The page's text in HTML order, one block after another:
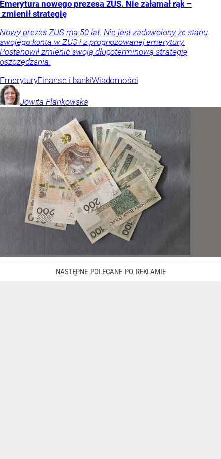
Emerytura nowego prezesa ZUS. Nie załamał rąk –
zmienił strategię
Nowy prezes ZUS ma 50 lat. Nie jest zadowolony ze stanu
swojego konta w ZUS i z prognozowanej emerytury.
Postanowił zmienić swoją długoterminową strategię
oszczędzania.
EmeryturyFinanse i bankiWiadomości
Jowita Flankowska